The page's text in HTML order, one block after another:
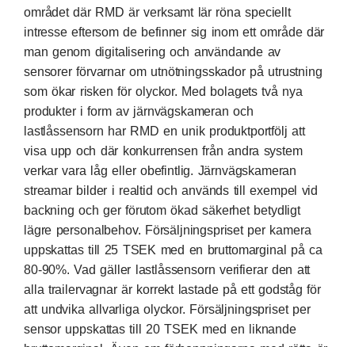
området där RMD är verksamt lär röna speciellt
intresse eftersom de befinner sig inom ett område där
man genom digitalisering och användande av
sensorer förvarnar om utnötningsskador på utrustning
som ökar risken för olyckor. Med bolagets två nya
produkter i form av järnvägskameran och
lastlåssensorn har RMD en unik produktportfölj att
visa upp och där konkurrensen från andra system
verkar vara låg eller obefintlig. Järnvägskameran
streamar bilder i realtid och används till exempel vid
backning och ger förutom ökad säkerhet betydligt
lägre personalbehov. Försäljningspriset per kamera
uppskattas till 25 TSEK med en bruttomarginal på ca
80-90%. Vad gäller lastlåssensorn verifierar den att
alla trailervagnar är korrekt lastade på ett godståg för
att undvika allvarliga olyckor. Försäljningspriset per
sensor uppskattas till 20 TSEK med en liknande